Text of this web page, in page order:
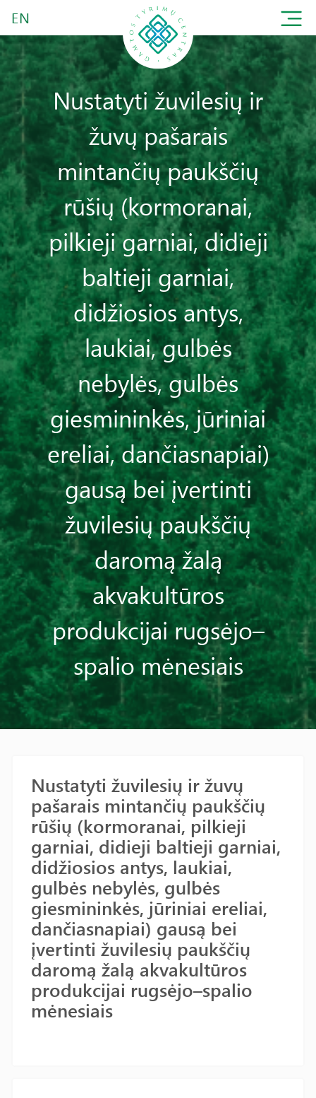
EN
Nustatyti žuvilesių ir
žuvų pašarais
mintančių paukščių
rūšių (kormoranai,
pilkieji garniai, didieji
baltieji garniai,
didžiosios antys,
laukiai, gulbės
nebylės, gulbės
giesmininkės, jūriniai
ereliai, dančiasnapiai)
gausą bei įvertinti
žuvilesių paukščių
daromą žalą
akvakultūros
produkcijai rugsėjo–
spalio mėnesiais
Nustatyti žuvilesių ir žuvų
pašarais mintančių paukščių
rūšių (kormoranai, pilkieji
garniai, didieji baltieji garniai,
didžiosios antys, laukiai,
gulbės nebylės, gulbės
giesmininkės, jūriniai ereliai,
dančiasnapiai) gausą bei
įvertinti žuvilesių paukščių
daromą žalą akvakultūros
produkcijai rugsėjo–spalio
mėnesiais